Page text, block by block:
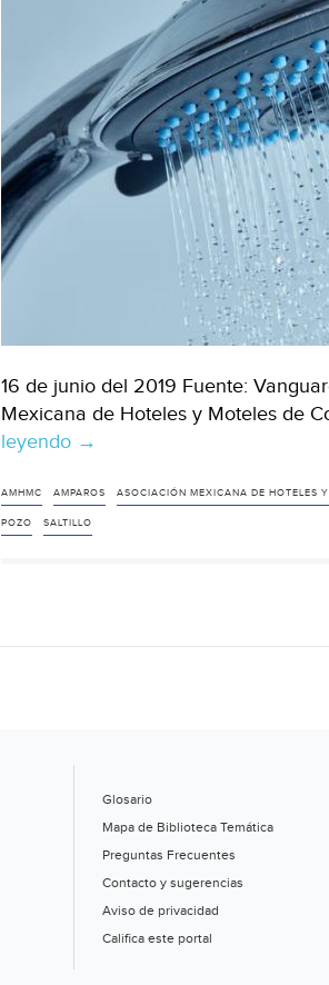
16 de junio del 2019 Fuente:
Mexicana de Hoteles y Moteles de
leyendo Coahuila:
ampararán
hoteleros
(Vanguardia)
→
AMHMC AMPAROS ASOCIACIÓN MEXICANA DE HOTELES
POZO SALTILLO
Glosario
Mapa de Biblioteca Temática
Preguntas Frecuentes
Contacto y sugerencias
Aviso de privacidad
Califica este portal